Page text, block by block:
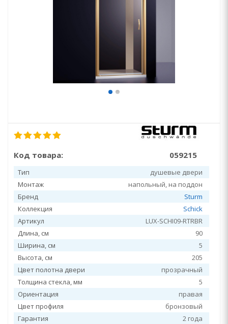
Код товара: 059215
Тип
душевые двери
Монтаж
напольный, на поддон
Бренд
Sturm
Коллекция
Schick
Артикул
LUX-SCHI09-RTRBR
Длина, см
90
Ширина, см
5
Высота, см
205
Цвет полотна двери
прозрачный
Толщина стекла, мм
5
Ориентация
правая
Цвет профиля
бронзовый
Гарантия
2 года